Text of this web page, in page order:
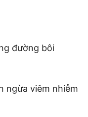
đường bôi
ngừa viêm nhiễm